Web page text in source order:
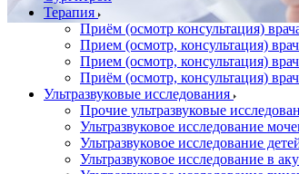
Терапия
Приём (осмотр консультация)
Прием (осмотр, консультация)
Прием (осмотр, консультация)
Приём (осмотр, консультация)
Ультразвуковые исследования
Прочие ультразвуковые
Ультразвуковое исследование
Ультразвуковое исследование
Ультразвуковое исследование в